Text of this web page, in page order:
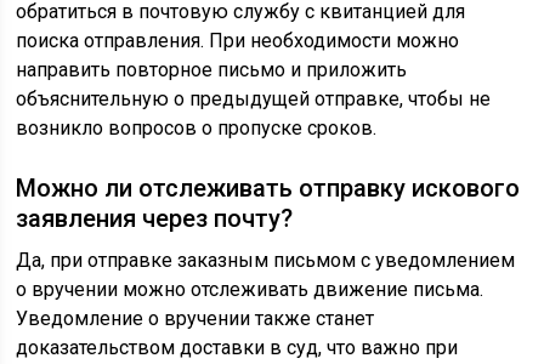
обратиться в почтовую службу с квитанцией для
поиска отправления. При необходимости можно
направить повторное письмо и приложить
объяснительную о предыдущей отправке, чтобы не
возникло вопросов о пропуске сроков.
Можно ли отслеживать отправку искового
заявления через почту?
Да, при отправке заказным письмом с уведомлением
о вручении можно отслеживать движение письма.
Уведомление о вручении также станет
доказательством доставки в суд, что важно при